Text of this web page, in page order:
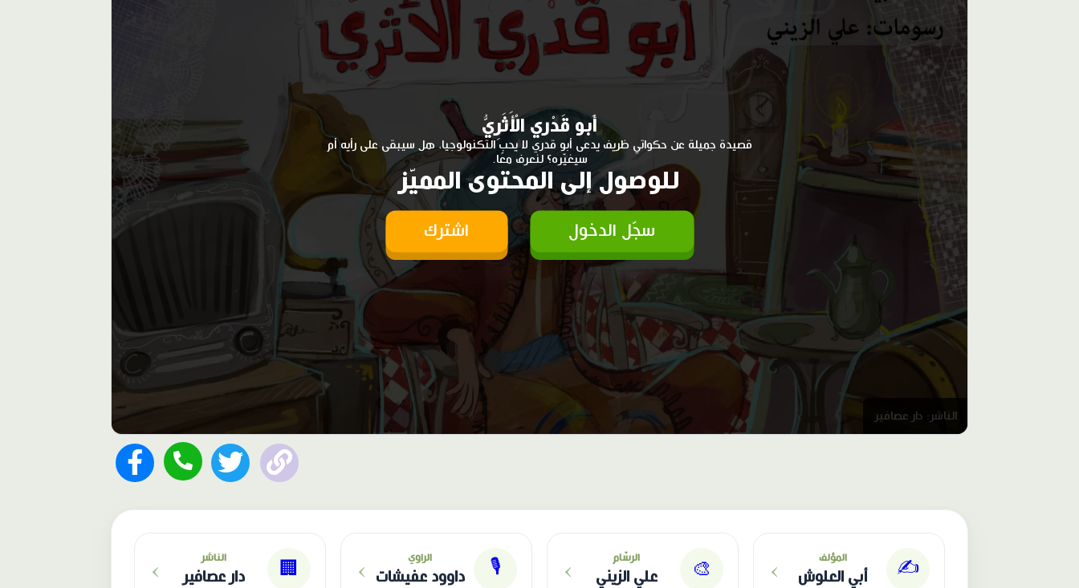
أَبو قَدْري الْأَثَرِيُّ
قصيدة جميلة عن حكواتي ظريف يدعى أبو قدري لا يحب التكنولوجيا، هل سيبقى على رأيه أم
سيغيّره؟ لنعرف معًا.
للوصول إلى المحتوى المميّز
سجّل الدخول اشترك
الناشر: دار عصافير
✍️ المؤلف
أبي العلوش ›
🎨
الرسّام
علي الزيني ›
🎙 الراوي
داوود عفيشات ›
🏢
الناشر
دار عصافير ›